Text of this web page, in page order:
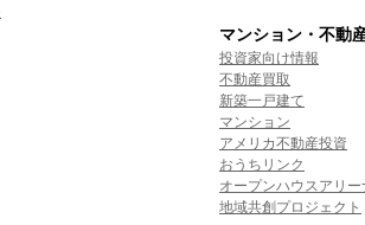
マンション・不動
投資家向け情報
不動産買取
新築一戸建て
マンション
アメリカ不動産投資
おうちリンク
オープンハウスアリー
地域共創プロジェクト